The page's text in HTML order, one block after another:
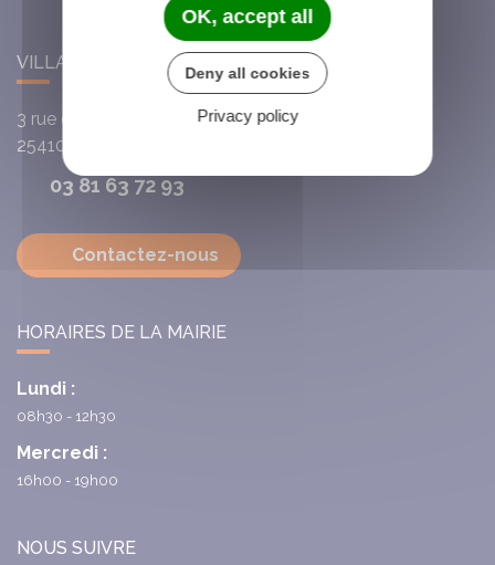
VILLARS-SAINT-GEORGES
3 rue de l'Église
25410
03 81 63 72 93
Contactez-nous
HORAIRES DE LA MAIRIE
Lundi :
08h30 - 12h30
Mercredi :
16h00 - 19h00
NOUS SUIVRE
OK, accept all
Deny all cookies
Privacy policy